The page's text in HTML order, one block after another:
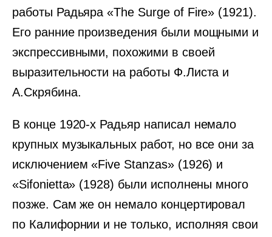
работы Радьяра «The Surge of Fire» (1921).
Его ранние произведения были мощными и
экспрессивными, похожими в своей
выразительности на работы Ф.Листа и
А.Скрябина.
В конце 1920-х Радьяр написал немало
крупных музыкальных работ, но все они за
исключением «Five Stanzas» (1926) и
«Sifonietta» (1928) были исполнены много
позже. Сам же он немало концертировал
по Калифорнии и не только, исполняя свои